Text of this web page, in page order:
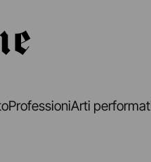
ProfessioniArti